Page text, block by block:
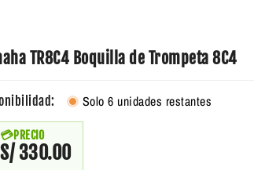
TR8C4 Boquilla de Trompeta 8C4
Solo 6 unidades restantes
PRECIO
S/ 330.00